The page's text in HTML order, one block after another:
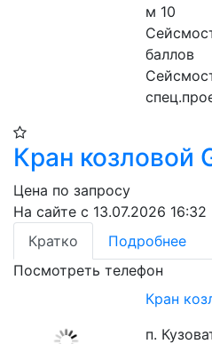
м 10
баллов
Кран козловой
Цена по запросу
На сайте с 13.07.2026 16:32
Кратко
Подробнее
Посмотреть телефон
Кран
п.